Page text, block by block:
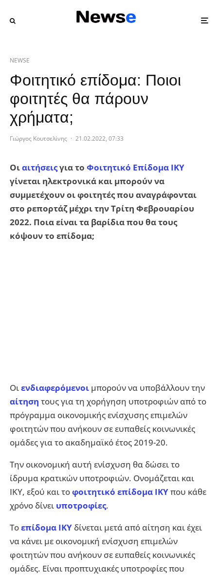
NEWSE
Φοιτητικό επίδομα: Ποιοι
φοιτητές θα πάρουν
χρήματα;
Γιώργος Κουτσελίνης · 21.02.2022, 07:33
Οιαιτήσειςγια το Φοιτητικό Επίδομα ΙΚΥ
γίνεται ηλεκτρονικά και μπορούν να
συμμετέχουν οι φοιτητές που αναγράφονται
στο ρεπορτάζ μέχρι την Τρίτη Φεβρουαρίου
2022. Ποια είναι τα βαρίδια που θα τους
κόψουν το επίδομα;
Οιενδιαφερόμενοι μπορούν να υποβάλλουν την
αίτηση τους για τη χορήγηση υποτροφιών από το
πρόγραμμα οικονομικής ενίσχυσης επιμελών
φοιτητών που ανήκουν σε ευπαθείς κοινωνικές
ομάδες για το ακαδημαϊκό έτος 2019-20.
Την οικονομική αυτή ενίσχυση θα δώσει το
ίδρυμα κρατικών υποτροφιών. Ονομάζεται και
ΙΚΥ, εξού και τοφοιτητικό επίδομα ΙΚΥπου κάθε
χρόνο δίνει υποτροφίες.
Τοεπίδομα ΙΚΥ δίνεται μετά από αίτηση και έχει
να κάνει με οικονομική ενίσχυση επιμελών
φοιτητών που ανήκουν σε ευπαθείς κοινωνικές
ομάδες. Είναι προπτυχιακές υποτροφίες που